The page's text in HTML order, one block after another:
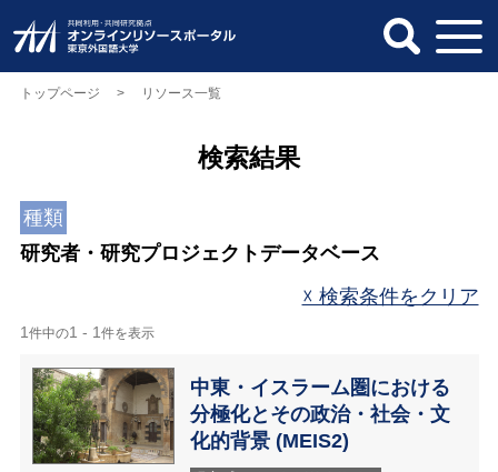
トップページ > リソース一覧
検索結果
種類
研究者・研究プロジェクトデータベース
☓ 検索条件をクリア
1 件中の1 - 1 件を表示
中東・イスラーム圏における
分極化とその政治・社会・文
化的背景 (MEIS2)